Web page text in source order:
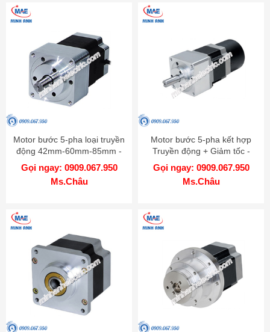
Motor bước 5-pha loại truyền
động 42mm-60mm-85mm -
Model AK-G
Gọi ngay: 0909.067.950
Ms.Châu
Motor bước 5-pha kết hợp
Truyền động + Giảm tốc -
Model AK-GB
Gọi ngay: 0909.067.950
Ms.Châu